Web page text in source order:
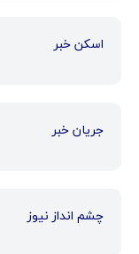
اسکن خبر
جریان خبر
چشم انداز نیوز